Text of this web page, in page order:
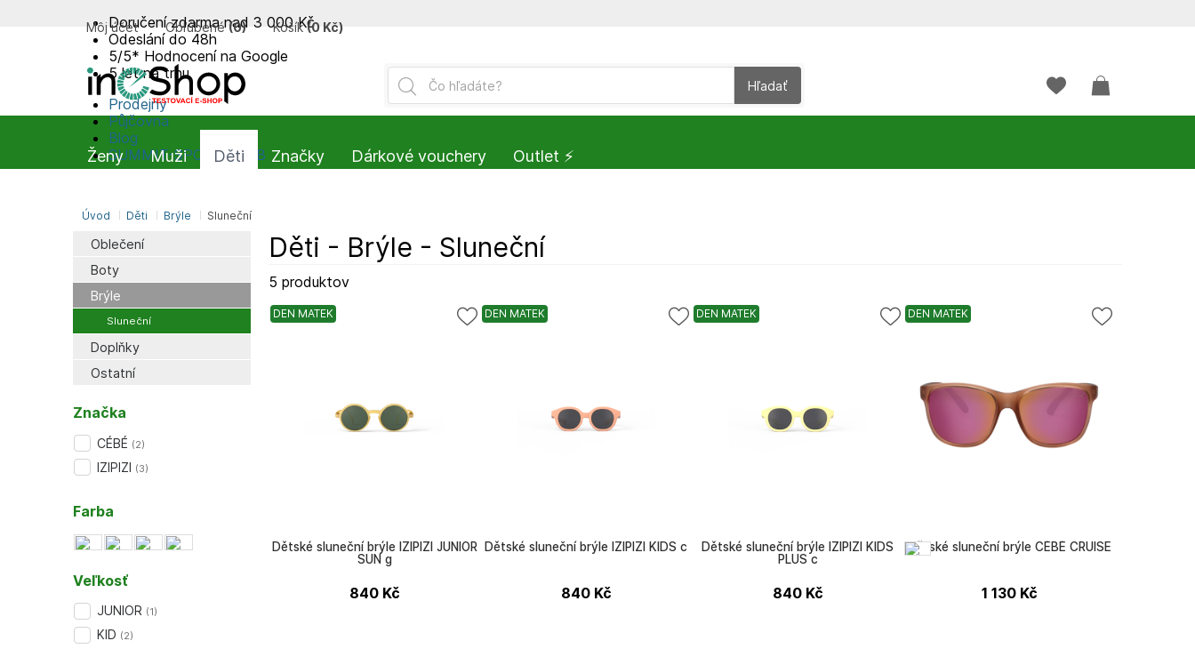
Oblečení
Boty
Brýle
Sluneční
Doplňky
Ostatní
Děti - Brýle - Sluneční
5 produktov
DEN MATEK
Dětské sluneční brýle IZIPIZI JUNIOR
SUN g
840 Kč
DEN MATEK
Dětské sluneční brýle IZIPIZI KIDS c
840 Kč
DEN MATEK
Dětské sluneční brýle IZIPIZI KIDS
PLUS c
840 Kč
DEN MATEK
Dětské sluneční brýle CÉBÉ CRUISE
1 130 Kč
Značka
CÉBÉ (2)
IZIPIZI (3)
Farba
Veľkosť
JUNIOR (1)
KID (2)
Doručení zdarma nad 3 000 Kč
Odeslání do 48h
5/5* Hodnocení na Google
5 let na trhu
Prodejny
Půjčovna
Blog
SUMMIT-SPORT CLUB
Hľadať
Môj účet Obľúbené (0) Košík (0 Kč)
Úvod Děti Brýle Sluneční
Ženy Muži Děti Značky Dárkové vouchery Outlet ⚡️